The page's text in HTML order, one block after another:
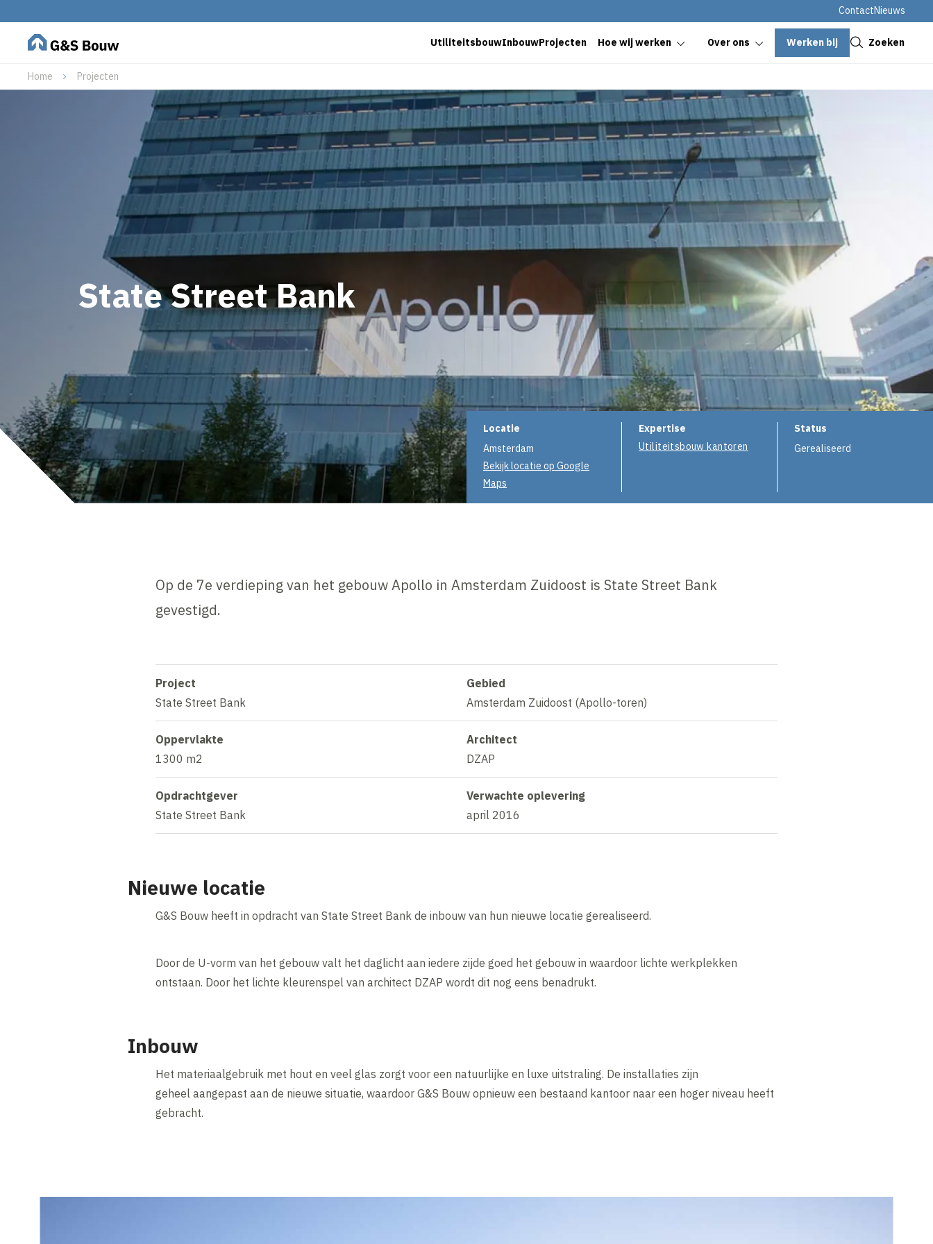
ContactNieuws
UtiliteitsbouwInbouwProjecten Hoe wij werken Over ons Werken bij Zoeken
Home Projecten
State Street Bank
Projectinformatie
Locatie
Amsterdam
Bekijk locatie op Google
Maps
Expertise
Utiliteitsbouw kantoren
Status
Gerealiseerd
Op de 7e verdieping van het gebouw Apollo in Amsterdam Zuidoost is State Street Bank
gevestigd.
Project
State Street Bank
Gebied
Amsterdam Zuidoost (Apollo-toren)
Oppervlakte
1300 m2
Architect
DZAP
Opdrachtgever
State Street Bank
Verwachte oplevering
april 2016
Nieuwe locatie
G&S Bouw heeft in opdracht van State Street Bank de inbouw van hun nieuwe locatie gerealiseerd.
Door de U-vorm van het gebouw valt het daglicht aan iedere zijde goed het gebouw in waardoor lichte werkplekken
ontstaan. Door het lichte kleurenspel van architect DZAP wordt dit nog eens benadrukt.
Inbouw
Het materiaalgebruik met hout en veel glas zorgt voor een natuurlijke en luxe uitstraling. De installaties zijn
geheel aangepast aan de nieuwe situatie, waardoor G&S Bouw opnieuw een bestaand kantoor naar een hoger niveau heeft
gebracht.
Sluiten